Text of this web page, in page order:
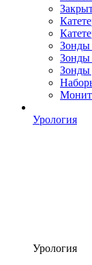
Зонды
Зонды
Зонды
Урология
Урология